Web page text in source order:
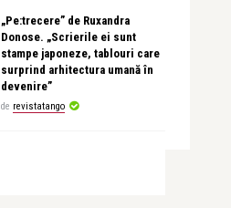
„Pe:trecere” de Ruxandra
Donose. „Scrierile ei sunt
stampe japoneze, tablouri care
surprind arhitectura umană în
devenire”
de revistatango